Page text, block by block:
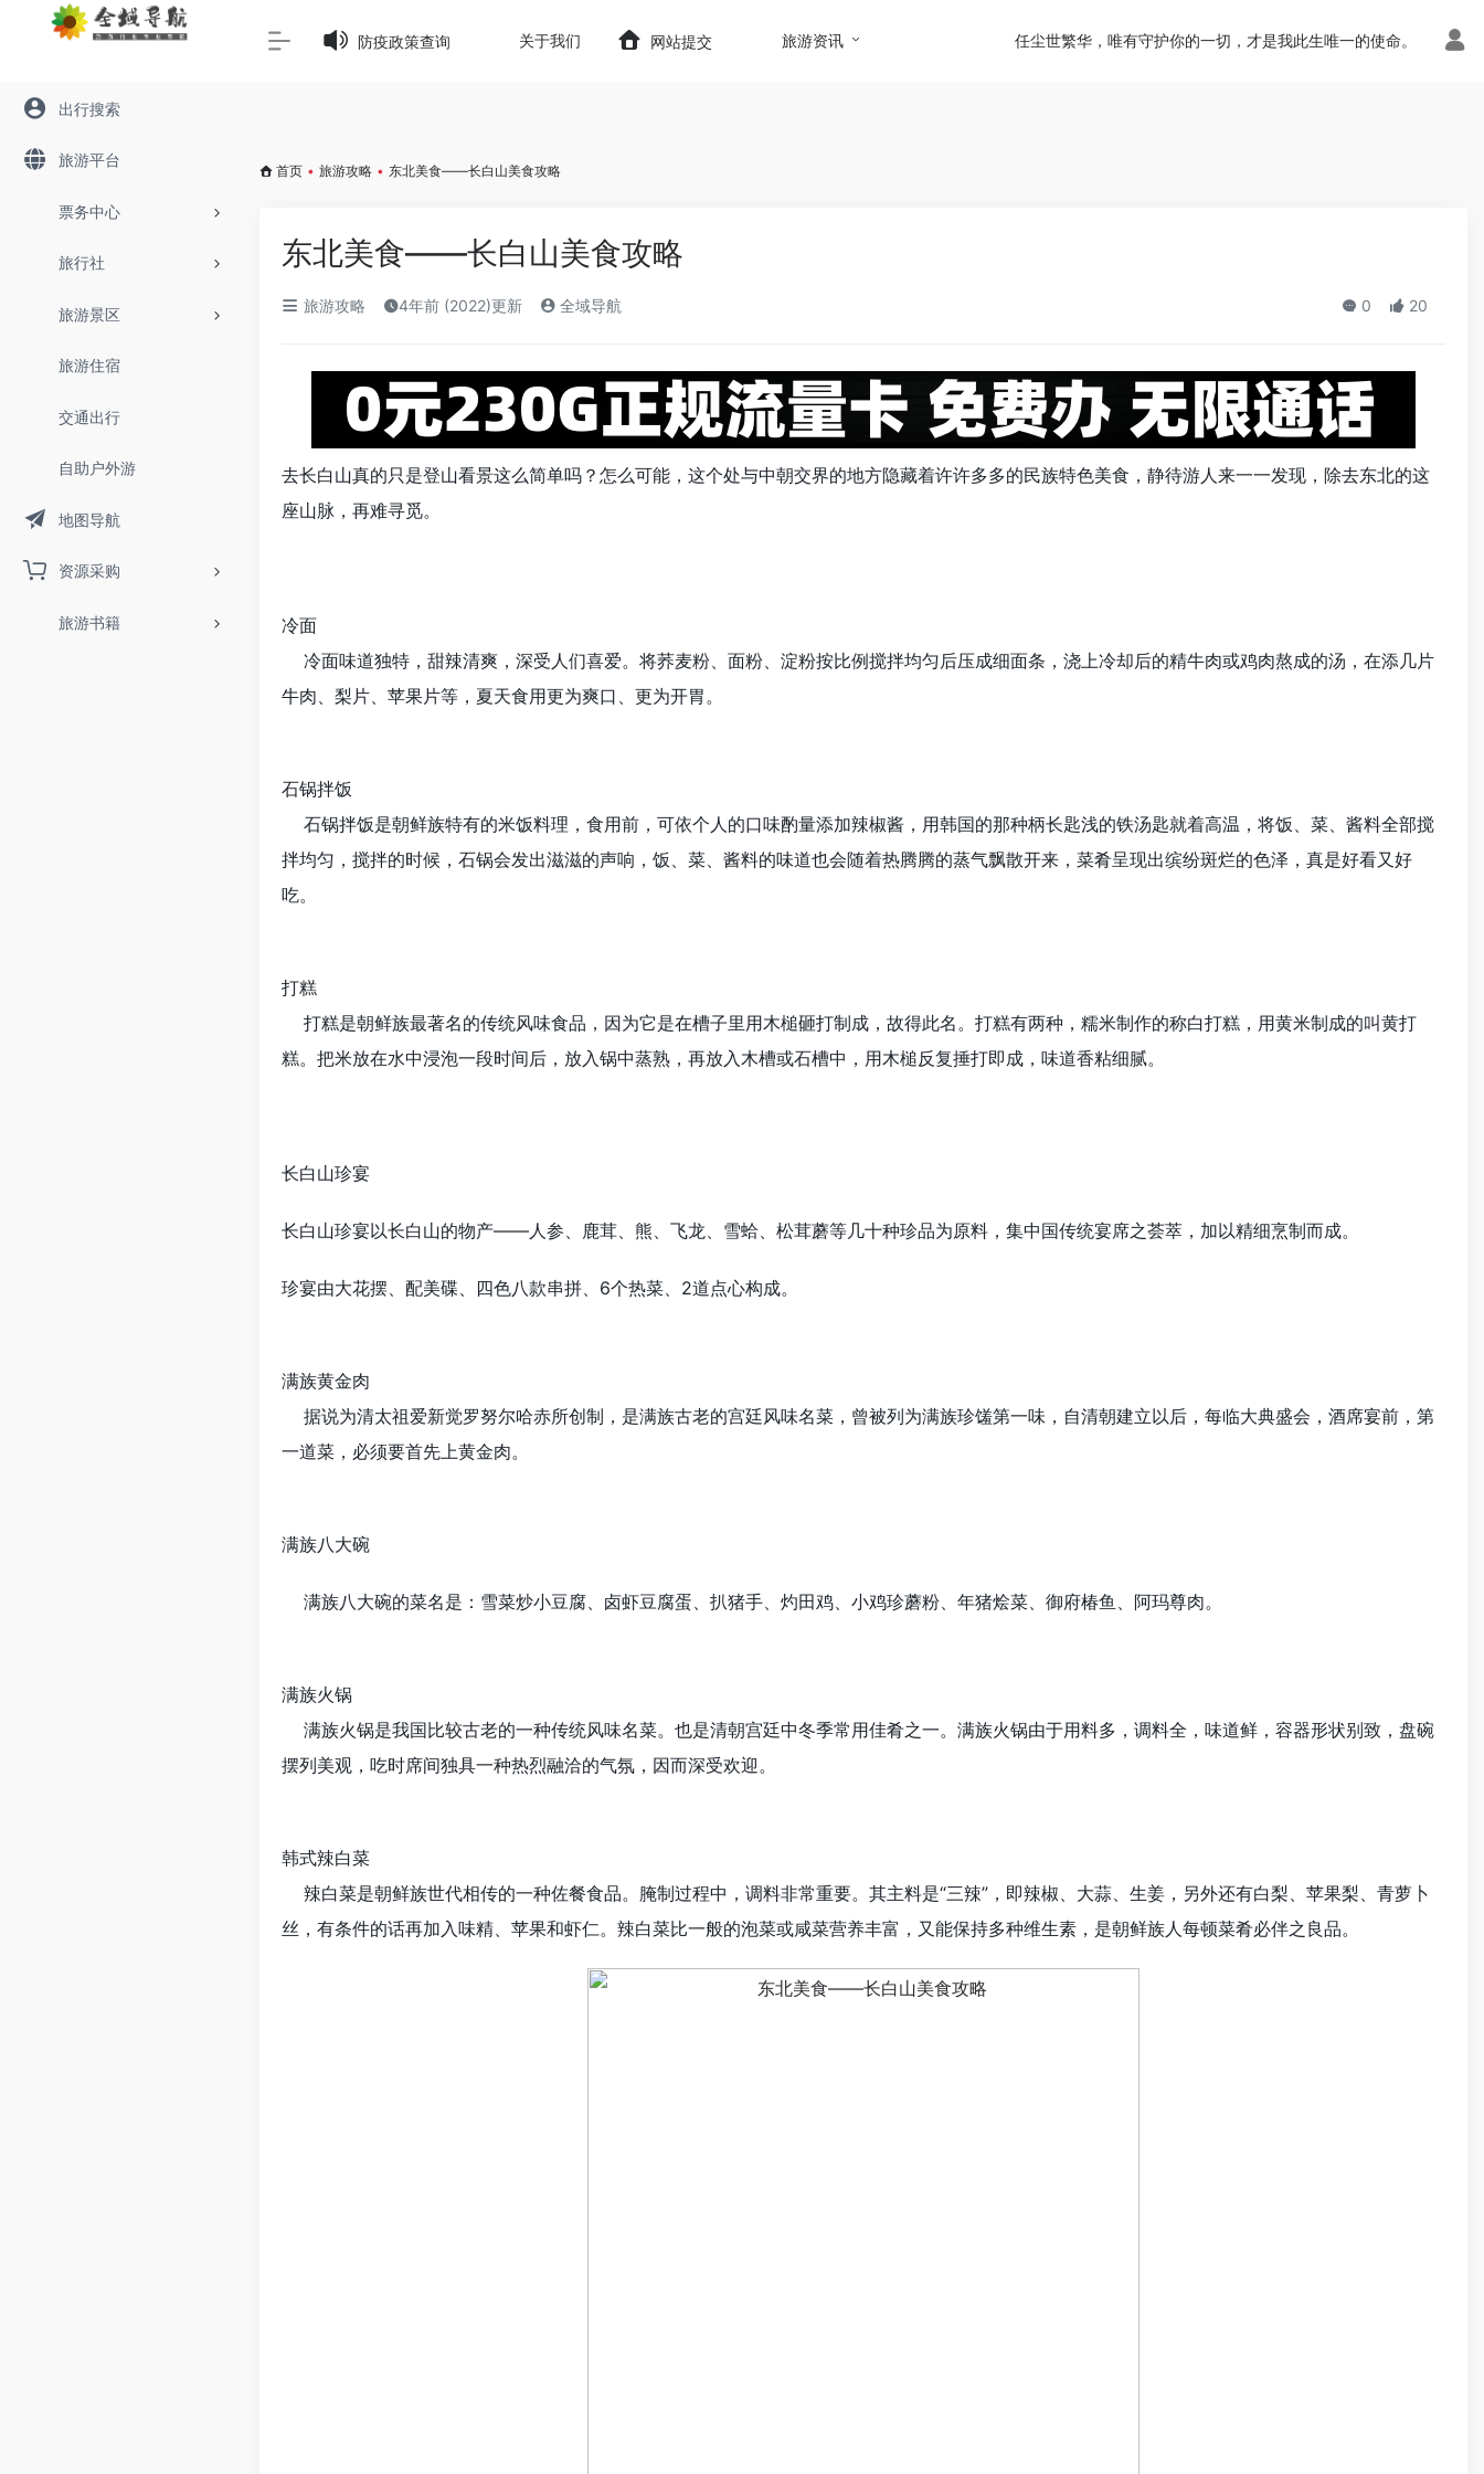
Warning: Array to string conversion in/www/wwwroot/645t.com/wp-content/themes/onenav/inc/wp-optimization.phpon line 113
出行搜索
旅游平台
票务中心
旅行社
旅游景区
旅游住宿
交通出行
自助户外游
地图导航
资源采购
旅游书籍
防疫政策查询 关于我们 网站提交 旅游资讯 任尘世繁华，唯有守护你的一切，才是我此生唯一的使命。
首页 • 旅游攻略 • 东北美食——长白山美食攻略
东北美食——长白山美食攻略
旅游攻略 4年前 (2022)更新 全域导航 0 20
去长白山真的只是登山看景这么简单吗？怎么可能，这个处与中朝交界的地方隐藏着许许多多的民族特色美食，静待游人来一一发现，除去东北的这
座山脉，再难寻觅。
冷面
冷面味道独特，甜辣清爽，深受人们喜爱。将荞麦粉、面粉、淀粉按比例搅拌均匀后压成细面条，浇上冷却后的精牛肉或鸡肉熬成的汤，在添几片
牛肉、梨片、苹果片等，夏天食用更为爽口、更为开胃。
石锅拌饭
石锅拌饭是朝鲜族特有的米饭料理，食用前，可依个人的口味酌量添加辣椒酱，用韩国的那种柄长匙浅的铁汤匙就着高温，将饭、菜、酱料全部搅
拌均匀，搅拌的时候，石锅会发出滋滋的声响，饭、菜、酱料的味道也会随着热腾腾的蒸气飘散开来，菜肴呈现出缤纷斑烂的色泽，真是好看又好
吃。
打糕
打糕是朝鲜族最著名的传统风味食品，因为它是在槽子里用木槌砸打制成，故得此名。打糕有两种，糯米制作的称白打糕，用黄米制成的叫黄打
糕。把米放在水中浸泡一段时间后，放入锅中蒸熟，再放入木槽或石槽中，用木槌反复捶打即成，味道香粘细腻。
长白山珍宴
长白山珍宴以长白山的物产——人参、鹿茸、熊、飞龙、雪蛤、松茸蘑等几十种珍品为原料，集中国传统宴席之荟萃，加以精细烹制而成。
珍宴由大花摆、配美碟、四色八款串拼、6个热菜、2道点心构成。
满族黄金肉
据说为清太祖爱新觉罗努尔哈赤所创制，是满族古老的宫廷风味名菜，曾被列为满族珍馐第一味，自清朝建立以后，每临大典盛会，酒席宴前，第
一道菜，必须要首先上黄金肉。
满族八大碗
满族八大碗的菜名是：雪菜炒小豆腐、卤虾豆腐蛋、扒猪手、灼田鸡、小鸡珍蘑粉、年猪烩菜、御府椿鱼、阿玛尊肉。
满族火锅
满族火锅是我国比较古老的一种传统风味名菜。也是清朝宫廷中冬季常用佳肴之一。满族火锅由于用料多，调料全，味道鲜，容器形状别致，盘碗
摆列美观，吃时席间独具一种热烈融洽的气氛，因而深受欢迎。
韩式辣白菜
辣白菜是朝鲜族世代相传的一种佐餐食品。腌制过程中，调料非常重要。其主料是“三辣”，即辣椒、大蒜、生姜，另外还有白梨、苹果梨、青萝卜
丝，有条件的话再加入味精、苹果和虾仁。辣白菜比一般的泡菜或咸菜营养丰富，又能保持多种维生素，是朝鲜族人每顿菜肴必伴之良品。